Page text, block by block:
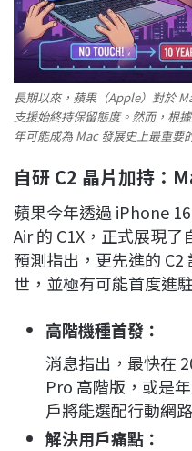
長期以來，蘋果（Apple）對於
支援始終持保留態度。然而，根
年可能成為 Mac 發展史上最重要
自研 C2 晶片加持：
蘋果今年透過 iPhone
Air 的 C1X，正式展現
預測指出，更先進的
世，並極有可能首度進
高階機種首發：
消息指出，最快在
Pro 高階版，或是
戶將能選配行動網
解決用戶痛點：